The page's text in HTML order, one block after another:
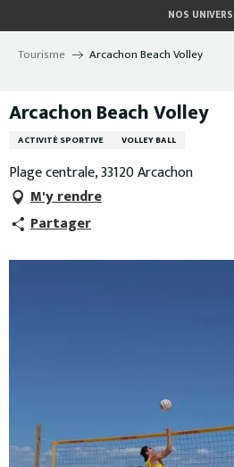
au
contenu
NOS UNIVERS
Tourisme Arcachon Beach Volley
Arcachon Beach Volley
ACTIVITÉ SPORTIVE VOLLEY BALL
Plage centrale, 33120 Arcachon
M'y rendre
Partager